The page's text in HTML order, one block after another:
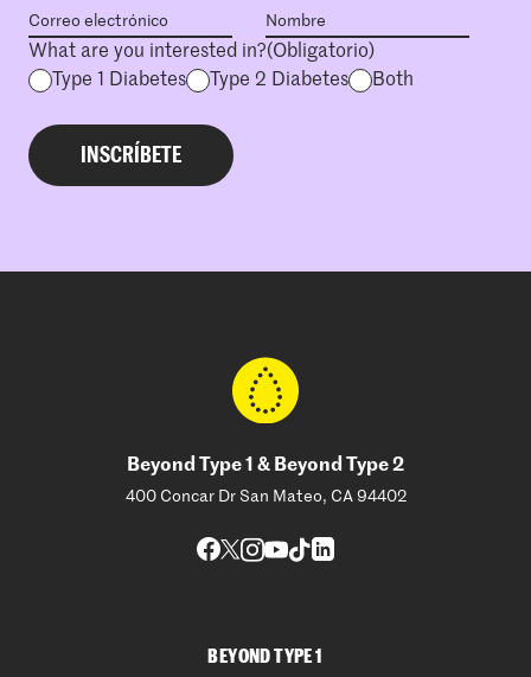
What are you interested in?(Obligatorio)
Type 1 Diabetes
Type 2 Diabetes Both
Beyond Type 1 & Beyond Type 2
400 Concar Dr San Mateo, CA 94402
BEYOND TYPE 1